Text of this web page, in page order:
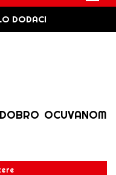
DODACI
OCUVANOM